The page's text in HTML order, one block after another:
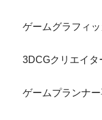
ゲームグラフィッ
3DCGクリエイタ
ゲームプランナー